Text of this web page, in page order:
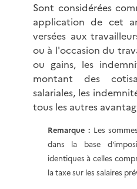
Sont considérées
application de cet
versées aux
ou à l'occasion du
ou gains, les
montant des
salariales, les
tous les autres
Remarque :Les
dans la base
identiques à celles
la taxe sur les salaires